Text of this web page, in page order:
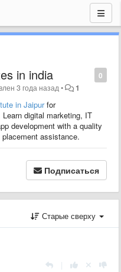
0
in india
3 года назад • 1
in Jaipurfor
digital marketing, IT
development with a quality
assistance.
Подписаться
Старые сверху